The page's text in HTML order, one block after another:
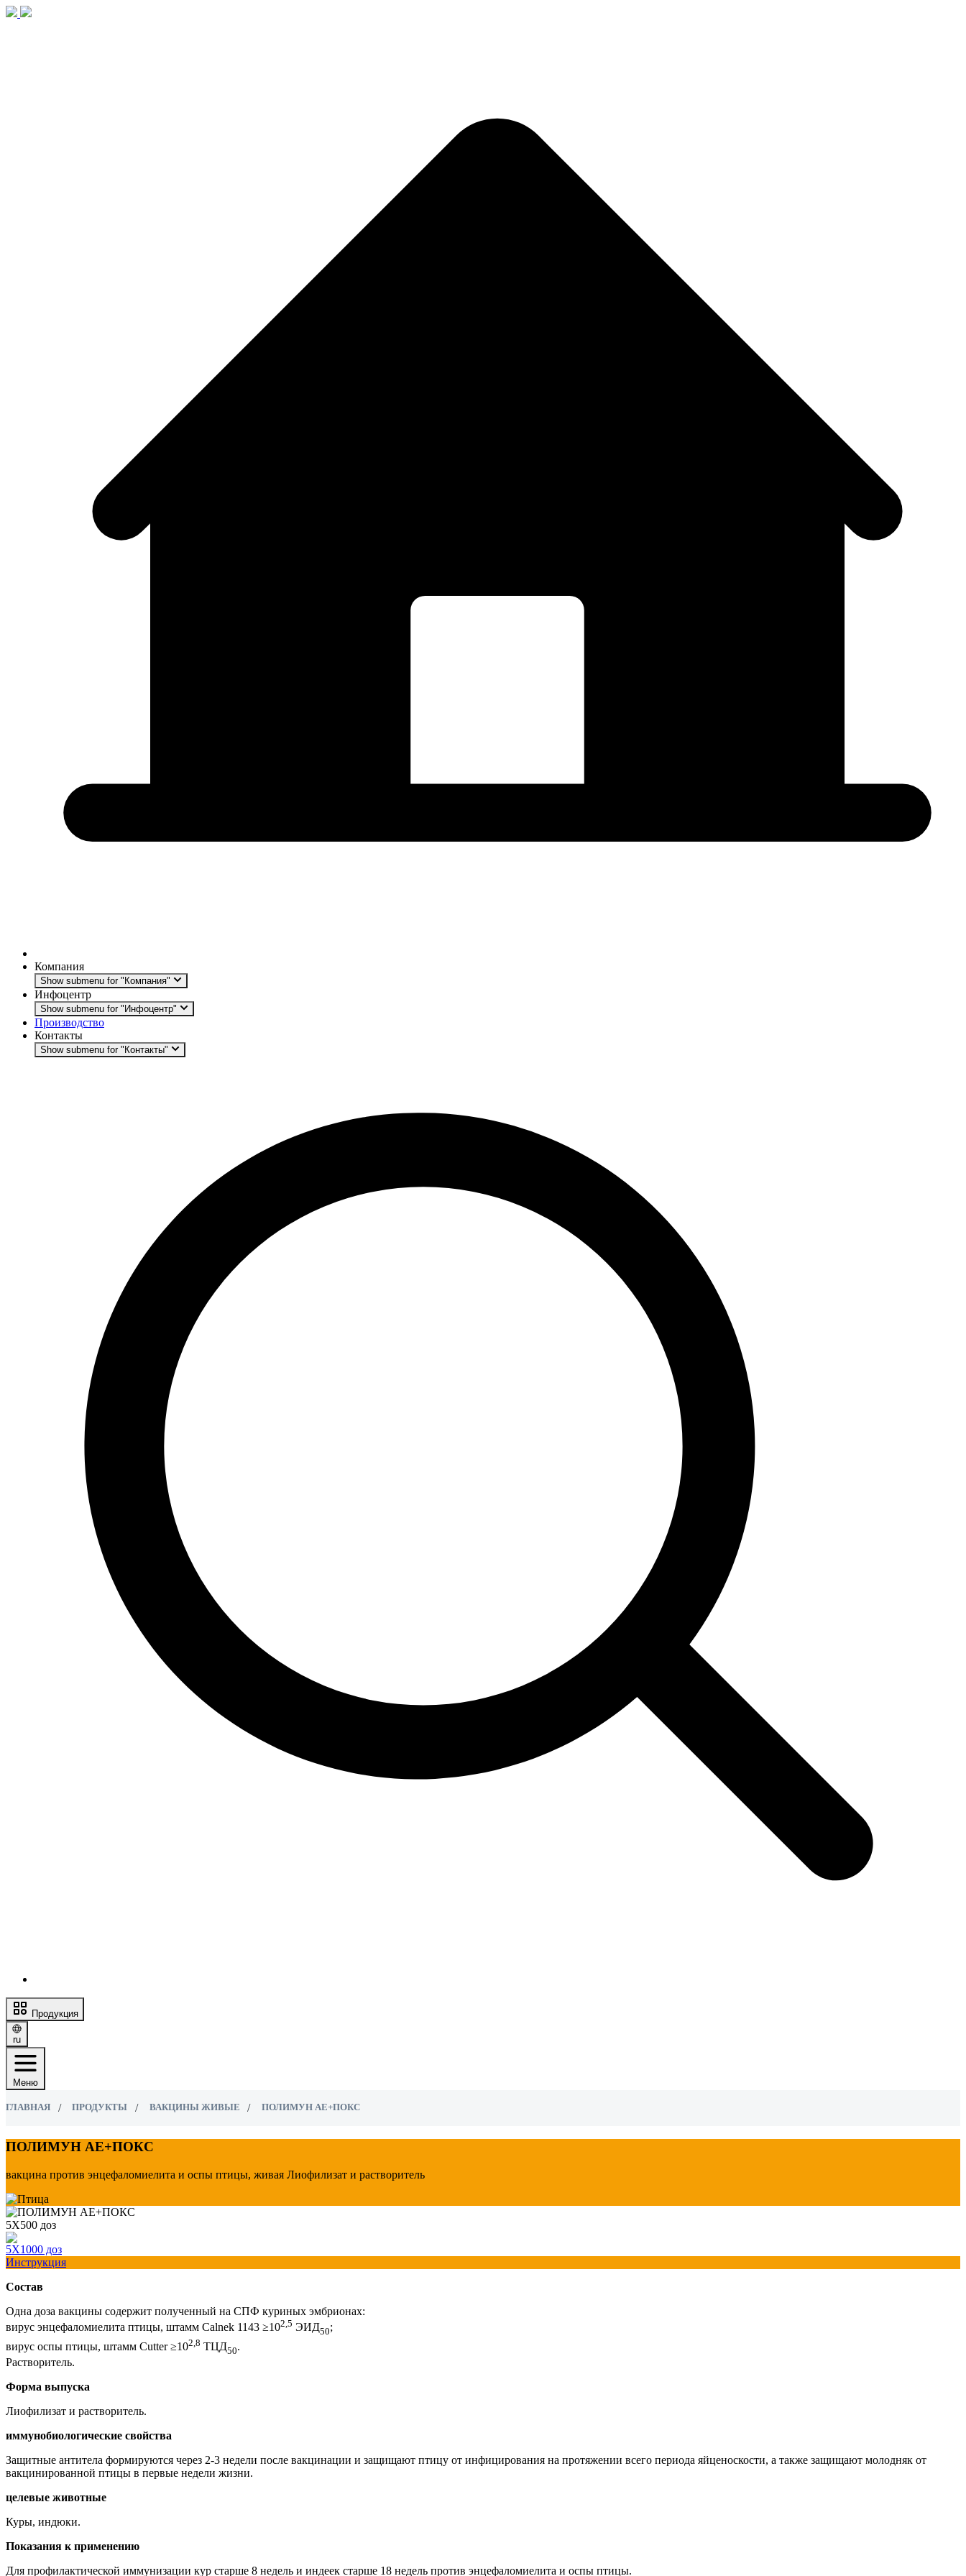
Компания
Show submenu for "Компания"
Инфоцентр
Show submenu for "Инфоцентр"
Производство
Контакты
Show submenu for "Контакты"
Продукция
ru
Меню
ГЛАВНАЯ ПРОДУКТЫ ВАКЦИНЫ ЖИВЫЕ ПОЛИМУН АЕ+ПОКС
ПОЛИМУН АЕ+ПОКС
вакцина против энцефаломиелита и оспы птицы, живая Лиофилизат и растворитель
5Х500 доз
5Х1000 доз
Инструкция
Состав
Одна доза вакцины содержит полученный на СПФ куриных эмбрионах:
вирус энцефаломиелита птицы, штамм Calnek 1143 ≥102,5 ЭИД50;
вирус оспы птицы, штамм Cutter ≥102,8 ТЦД50.
Растворитель.
Форма выпуска
Лиофилизат и растворитель.
иммунобиологические свойства
Защитные антитела формируются через 2-3 недели после вакцинации и защищают птицу от инфицирования на протяжении всего периода яйценоскости, а также защищают молодняк от
вакцинированной птицы в первые недели жизни.
целевые животные
Куры, индюки.
Показания к применению
Для профилактической иммунизации кур старше 8 недель и индеек старше 18 недель против энцефаломиелита и оспы птицы.